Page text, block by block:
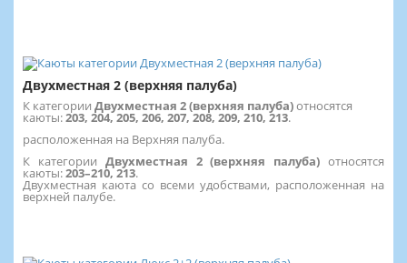
Двухместная 2 (верхняя палуба)
К категории Двухместная 2 (верхняя палуба)относятся
каюты:203, 204, 205, 206, 207, 208, 209, 210, 213.
расположенная на Верхняя палуба.
К категории Двухместная 2 (верхняя палуба) относятся
каюты:203–210, 213.
Двухместная каюта со всеми удобствами, расположенная на
верхней палубе.